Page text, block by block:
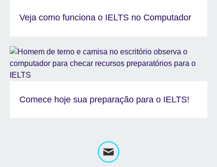
Veja como funciona o IELTS no Computador
Comece hoje sua preparação para o IELTS!